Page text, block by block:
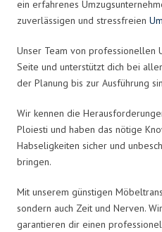
ein erfahrenes
zuverlässigen und stressfreien
Unser Team von professionellen
Seite und unterstützt dich bei
der Planung bis zur Ausführung
Wir kennen die
Ploiesti und haben das nötige
Habseligkeiten sicher und
bringen.
Mit unserem günstigen
sondern auch Zeit und Nerven.
garantieren dir einen